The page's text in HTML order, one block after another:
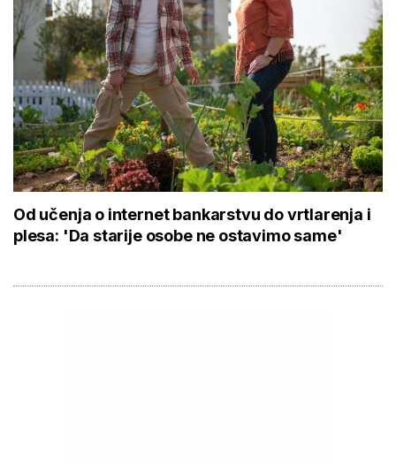
Od učenja o internet bankarstvu do vrtlarenja i
plesa: 'Da starije osobe ne ostavimo same'